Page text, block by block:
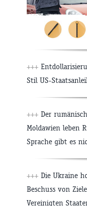
+++
Stil US-
+++ Der
Moldawien leben
Sprache gibt es
+++ Die Ukraine
Beschuss von
Vereinigten